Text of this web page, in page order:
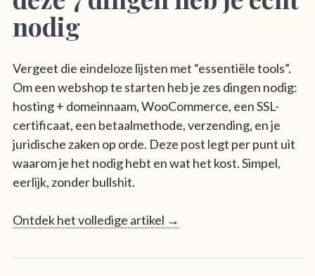
nodig
Vergeet die eindeloze lijsten met “essentiële tools”.
Om een webshop te starten heb je zes dingen nodig:
hosting + domeinnaam, WooCommerce, een SSL-
certificaat, een betaalmethode, verzending, en je
juridische zaken op orde. Deze post legt per punt uit
waarom je het nodig hebt en wat het kost. Simpel,
eerlijk, zonder bullshit.
Ontdek het volledige artikel →